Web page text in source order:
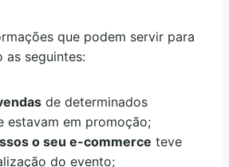
que podem servir para
as seguintes:
de determinados
estavam em promoção;
o seu e-commerce teve
do evento;